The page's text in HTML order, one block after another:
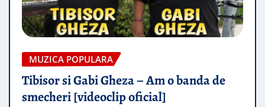
MUZICA POPULARA
Tibisor si Gabi Gheza – Am o banda de
smecheri [videoclip oficial]